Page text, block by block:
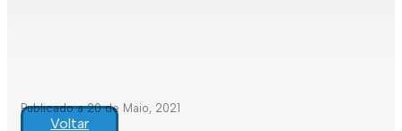
Publicado a 20 de Maio, 2021
Voltar